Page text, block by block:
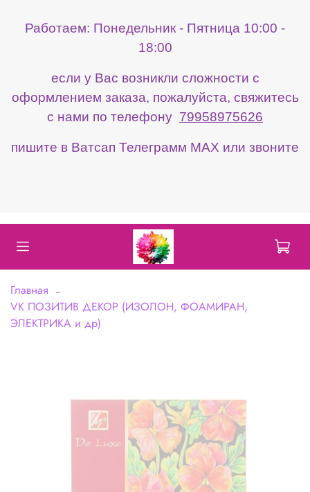
Работаем: Понедельник - Пятница 10:00 -
18:00
если у Вас возникли сложности с
оформлением заказа, пожалуйста, свяжитесь
с нами по телефону 79958975626
пишите в Ватсап Телеграмм МАХ или звоните
Главная
VK ПОЗИТИВ ДЕКОР (ИЗОЛОН, ФОАМИРАН,
ЭЛЕКТРИКА и др)